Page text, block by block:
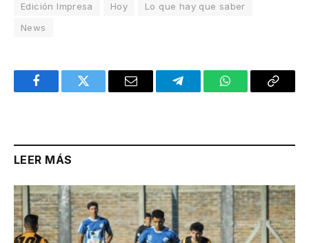
Edición Impresa Hoy
Lo que hay que saber
News
FacebookTwitter Email TelegramWhatsAppCopy
LEER MÁS